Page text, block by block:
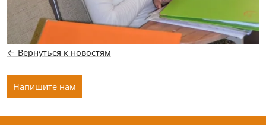
← Вернуться к новостям
Напишите нам